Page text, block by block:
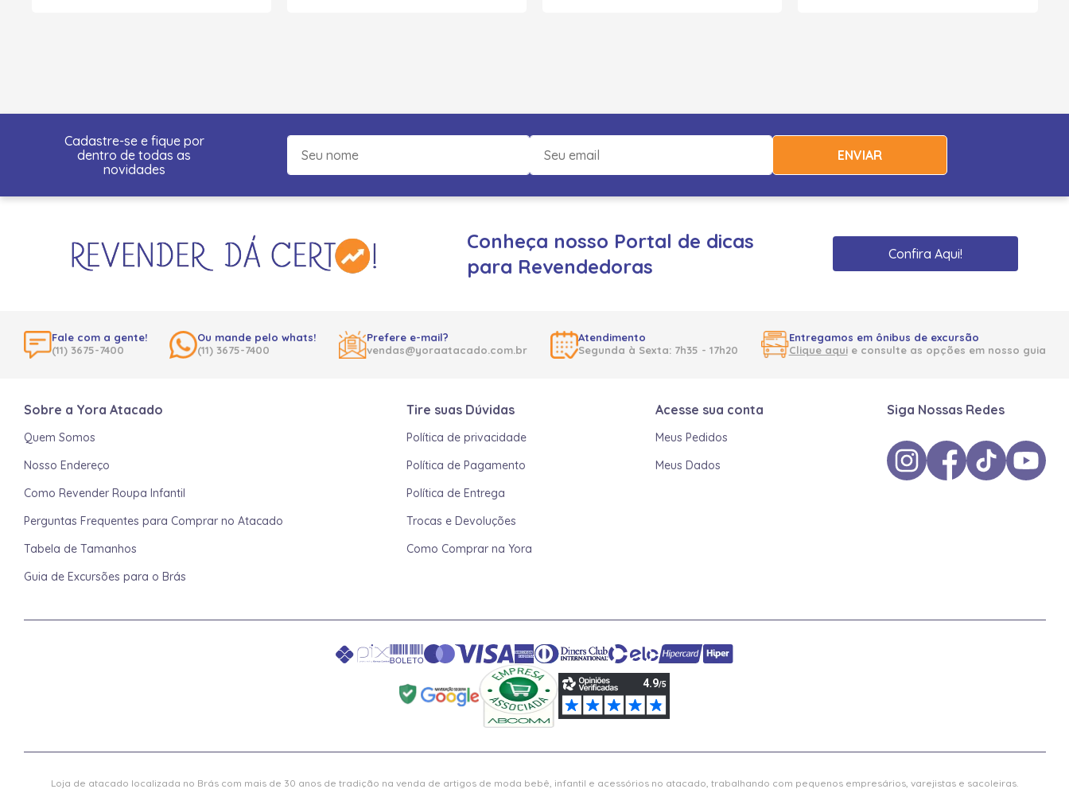
Cadastre-se e fique por
dentro de todas as
novidades
ENVIAR
Conheça nosso Portal de dicas
para Revendedoras
Confira Aqui!
Fale com a gente!
(11) 3675-7400
Ou mande pelo whats!
(11) 3675-7400
Prefere e-mail?
vendas@yoraatacado.com.br
Atendimento
Segunda à Sexta: 7h35 - 17h20
Entregamos em ônibus de excursão
Clique aquie consulte as opções em nosso guia
Sobre a Yora Atacado
Quem Somos
Nosso Endereço
Como Revender Roupa Infantil
Perguntas Frequentes para Comprar no Atacado
Tabela de Tamanhos
Guia de Excursões para o Brás
Tire suas Dúvidas
Política de privacidade
Política de Pagamento
Política de Entrega
Trocas e Devoluções
Como Comprar na Yora
Acesse sua conta
Meus Pedidos
Meus Dados
Siga Nossas Redes
Loja de atacado localizada no Brás com mais de 30 anos de tradição na venda de artigos de moda bebê, infantil e acessórios no atacado, trabalhando com pequenos empresários, varejistas e sacoleiras.